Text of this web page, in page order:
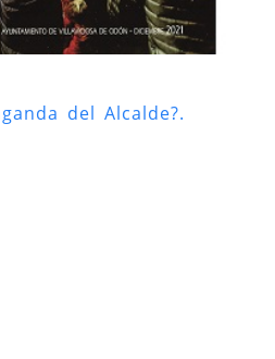
del Alcalde?.